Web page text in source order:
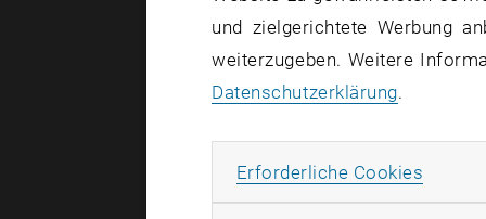
und zielgerichtete Werbung
weiterzugeben. Weitere
Datenschutzerklärung.
Erforderliche Cookies